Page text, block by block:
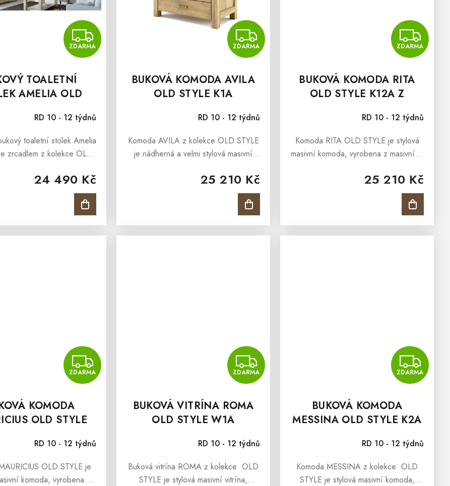
ZDARMA
ZDARMA
TOALETNÍ
AMELIA OLD
RD 10 - 12 týdnů
24 490 Kč
toaletní stolek Amelia
zrcadlem z kolekce OLD
rustikálním a vintage stylu je
ZDARMA
ZDARMA
BUKOVÁ KOMODA AVILA
OLD STYLE K1A
RD 10 - 12 týdnů
25 210 Kč
Komoda AVILA z kolekce OLD STYLE
je nádherná a velmi stylová masivní
bukového masivu a ošetřena přírodním
olejem v barvě antik, jedná se o
ZDARMA
BUKOVÁ KOMODA RITA
OLD STYLE K12A Z
RD 10 - 12 týdnů
25 210 Kč
Komoda RITA OLD STYLE je stylová
masivní komoda, vyrobena z masivního
olejem v barvě antik. Komoda RITA z
kolekce OLD STYLE je určena všem,...
ZDARMA
ZDARMA
KOMODA
OLD STYLE
RD 10 - 12 týdnů
OLD STYLE je
komoda, vyrobena z
ZDARMA
ZDARMA
BUKOVÁ VITRÍNA ROMA
OLD STYLE W1A
RD 10 - 12 týdnů
Buková vitrína ROMA z kolekce OLD
STYLE je stylová masivní vitrína,
ZDARMA
BUKOVÁ KOMODA
MESSINA OLD STYLE K2A
Průměrné hodnocení produktu je 5,0 z 5 hvězdiček.RD 10 - 12 týdnů
Komoda MESSINA z kolekce OLD
STYLE je stylová masivní komoda,